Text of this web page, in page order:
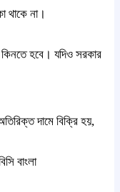
থাকে না।
হবে। যদিও সরকার
দামে বিক্রি হয়,
বাংলা